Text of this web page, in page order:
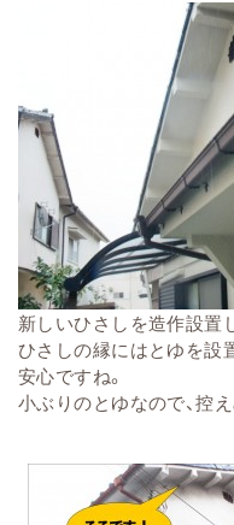
新しいひさしを造作設置
ひさしの縁にはとゆを設
安心ですね。
小ぶりのとゆなので、控